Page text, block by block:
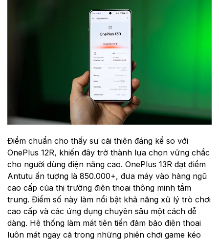
Điểm chuẩn cho thấy sự cải thiện đáng kể so với
OnePlus 12R, khiến đây trở thành lựa chọn vững chắc
cho người dùng điện năng cao. OnePlus 13R đạt điểm
Antutu ấn tượng là 850.000+, đưa máy vào hàng ngũ
cao cấp của thị trường điện thoại thông minh tầm
trung. Điểm số này làm nổi bật khả năng xử lý trò chơi
cao cấp và các ứng dụng chuyên sâu một cách dễ
dàng. Hệ thống làm mát tiên tiến đảm bảo điện thoại
luôn mát ngay cả trong những phiên chơi game kéo